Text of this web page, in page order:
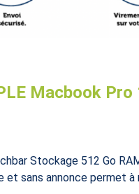
Macbook Pro
Stockage 512 Go
sans annonce permet